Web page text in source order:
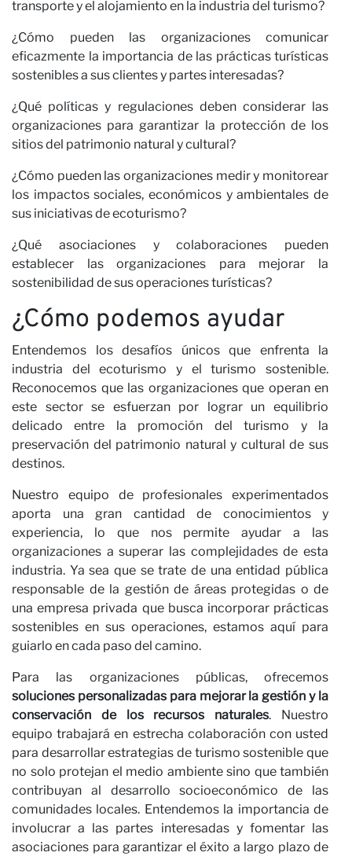
transporte y el alojamiento en la industria del turismo?
¿Cómo pueden las organizaciones comunicar
eficazmente la importancia de las prácticas turísticas
sostenibles a sus clientes y partes interesadas?
¿Qué políticas y regulaciones deben considerar las
organizaciones para garantizar la protección de los
sitios del patrimonio natural y cultural?
¿Cómo pueden las organizaciones medir y monitorear
los impactos sociales, económicos y ambientales de
sus iniciativas de ecoturismo?
¿Qué asociaciones y colaboraciones pueden
establecer las organizaciones para mejorar la
sostenibilidad de sus operaciones turísticas?
¿Cómo podemos ayudar
Entendemos los desafíos únicos que enfrenta la
industria del ecoturismo y el turismo sostenible.
Reconocemos que las organizaciones que operan en
este sector se esfuerzan por lograr un equilibrio
delicado entre la promoción del turismo y la
preservación del patrimonio natural y cultural de sus
destinos.
Nuestro equipo de profesionales experimentados
aporta una gran cantidad de conocimientos y
experiencia, lo que nos permite ayudar a las
organizaciones a superar las complejidades de esta
industria. Ya sea que se trate de una entidad pública
responsable de la gestión de áreas protegidas o de
una empresa privada que busca incorporar prácticas
sostenibles en sus operaciones, estamos aquí para
guiarlo en cada paso del camino.
Para las organizaciones públicas, ofrecemos
soluciones personalizadas para mejorar la gestión y la
conservación de los recursos naturales. Nuestro
equipo trabajará en estrecha colaboración con usted
para desarrollar estrategias de turismo sostenible que
no solo protejan el medio ambiente sino que también
contribuyan al desarrollo socioeconómico de las
comunidades locales. Entendemos la importancia de
involucrar a las partes interesadas y fomentar las
asociaciones para garantizar el éxito a largo plazo de